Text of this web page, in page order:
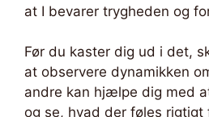
at I bevarer trygheden og
Før du kaster dig ud i det,
at observere dynamikken
andre kan hjælpe dig med
og se, hvad der føles rigtigt